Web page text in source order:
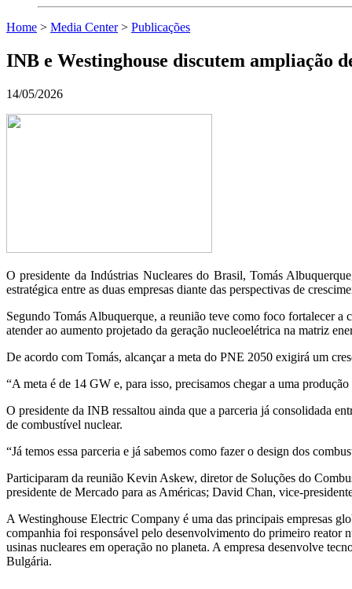
Home > Media Center> Publicações
INB e Westinghouse discutem ampliação
14/05/2026
O presidente da Indústrias Nucleares do Brasil, Tomás
estratégica entre as duas empresas diante das perspectivas de
Segundo Tomás Albuquerque, a reunião teve como foco fortalecer
atender ao aumento projetado da geração nucleoelétrica na matriz
De acordo com Tomás, alcançar a meta do PNE 2050 exigirá um
“A meta é de 14 GW e, para isso, precisamos chegar a uma
O presidente da INB ressaltou ainda que a parceria já consolidada
de combustível nuclear.
“Já temos essa parceria e já sabemos como fazer o design dos
Participaram da reunião Kevin Askew, diretor de Soluções do
presidente de Mercado para as Américas; David Chan, vice-
A Westinghouse Electric Company é uma das principais empresas
companhia foi responsável pelo desenvolvimento do primeiro reator
usinas nucleares em operação no planeta. A empresa desenvolve
Bulgária.